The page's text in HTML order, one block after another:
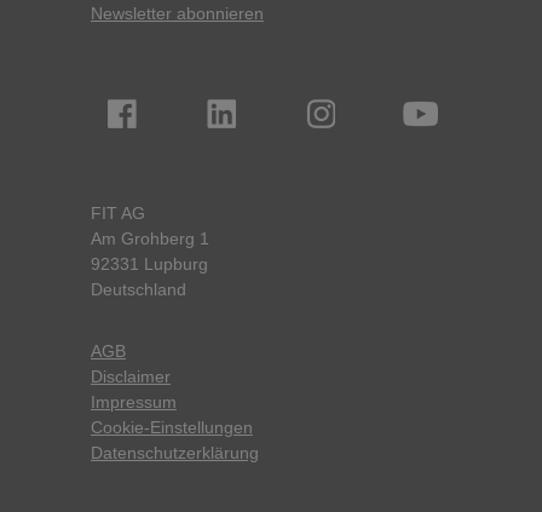
Newsletter abonnieren
FIT AG
Am Grohberg 1
92331 Lupburg
Deutschland
AGB
Disclaimer
Impressum
Cookie-Einstellungen
Datenschutzerklärung